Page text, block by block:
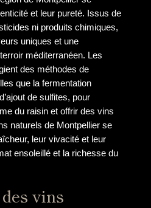
et leur pureté. Issus de
ni produits chimiques,
uniques et une
méditerranéen. Les
des méthodes de
que la fermentation
de sulfites, pour
du raisin et offrir des vins
naturels de Montpellier se
leur vivacité et leur
ensoleillé et la richesse du
vins